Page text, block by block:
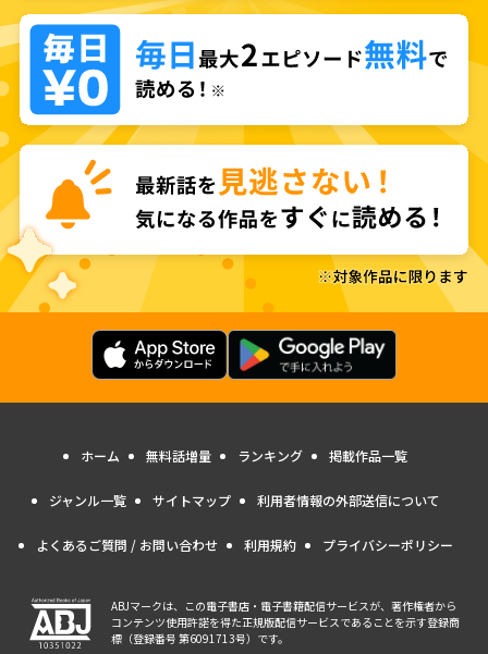
ホーム 無料話増量 ランキング 掲載作品一覧
ジャンル一覧 サイトマップ 利用者情報の外部送信について
よくあるご質問 / お問い合わせ 利用規約 プライバシーポリシー
ABJマークは、この電子書店・電子書籍配信サービスが、著作権者から
コンテンツ使用許諾を得た正規版配信サービスであることを示す登録商
標（登録番号 第6091713号）です。